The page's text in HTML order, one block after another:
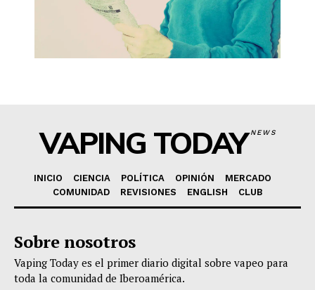
VAPING TODAYNEWS
INICIO CIENCIA POLÍTICA OPINIÓN
MERCADO
COMUNIDAD
REVISIONES ENGLISH CLUB
Sobre nosotros
Vaping Today es el primer diario digital sobre vapeo para
toda la comunidad de Iberoamérica.